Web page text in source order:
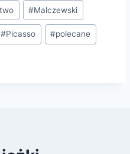
#Malczewski
#Picasso #polecane